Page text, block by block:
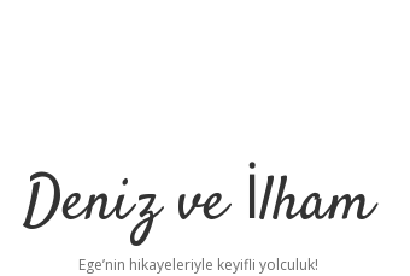
Deniz ve İlham
Ege’nin hikayeleriyle keyifli yolculuk!